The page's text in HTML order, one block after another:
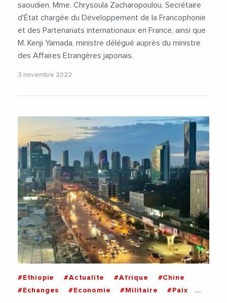
saoudien, Mme. Chrysoula Zacharopoulou, Secrétaire
d'État chargée du Développement de la Francophonie
et des Partenariats internationaux en France, ainsi que
M. Kenji Yamada, ministre délégué auprès du ministre
des Affaires Etrangères japonais.
3 novembre 2022
#Ethiopie #Actualite #Afrique
#Chine
#Echanges
#Economie #Militaire
#Paix